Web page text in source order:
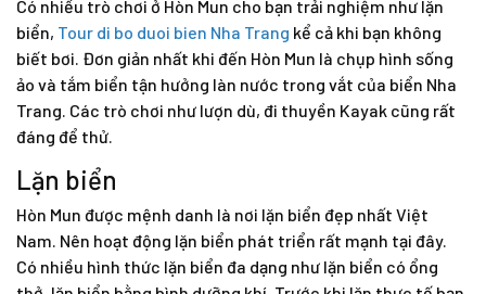
Có nhiều trò chơi ở Hòn Mun cho bạn trải nghiệm như lặn
biển, Tour di bo duoi bien Nha Trang kể cả khi bạn không
biết bơi. Đơn giản nhất khi đến Hòn Mun là chụp hình sống
ảo và tắm biển tận hưởng làn nước trong vắt của biển Nha
Trang. Các trò chơi như lượn dù, đi thuyền Kayak cũng rất
đáng để thử.
Lặn biển
Hòn Mun được mệnh danh là nơi lặn biển đẹp nhất Việt
Nam. Nên hoạt động lặn biển phát triển rất mạnh tại đây.
Có nhiều hình thức lặn biển đa dạng như lặn biển có ổng